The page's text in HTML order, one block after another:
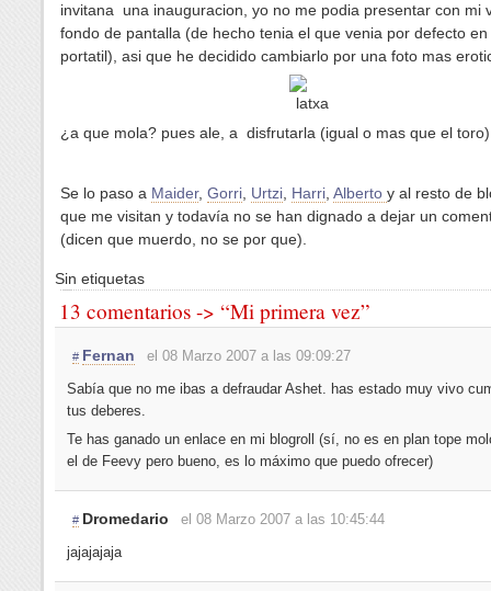
invitana una inauguracion, yo no me podia presentar con mi
fondo de pantalla (de hecho tenia el que venia por defecto en
portatil), asi que he decidido cambiarlo por una foto mas
¿a que mola? pues ale, a disfrutarla (igual o mas que el
Se lo paso a Maider, Gorri Urtzi Harri Alberto y al resto de
que me visitan y todavía no se han dignado a dejar un
(dicen que muerdo, no se por que).
Sin etiquetas
13 comentarios -> “Mi primera vez”
# Fernan
el 08 Marzo 2007 a las 09:09:27
Sabía que no me ibas a defraudar Ashet. has estado muy vivo
tus deberes.
Te has ganado un enlace en mi blogroll (sí, no es en plan tope
el de Feevy pero bueno, es lo máximo que puedo ofrecer)
# Dromedario
el 08 Marzo 2007 a las 10:45:44
jajajajaja